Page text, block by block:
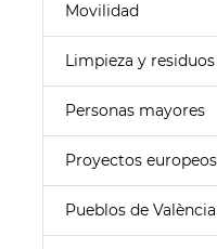
Movilidad
Limpieza y
Personas mayores
Proyectos europeos
Pueblos de València